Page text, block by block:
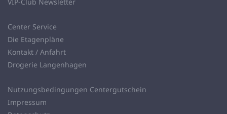
Center Service
Die Etagenpläne
Kontakt / Anfahrt
Drogerie Langenhagen
Nutzungsbedingungen Centergutschein
Impressum